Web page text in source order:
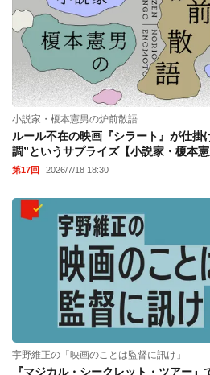
小説家・榎本憲男の炉前散語
ルール不在の映画『シラート』が仕掛
調”というサプライズ【小説家・榎本憲
第17回 2026/7/18 18:30
宇野維正の「映画のことは監督に訊け」
『マジカル・シークレット・ツアー